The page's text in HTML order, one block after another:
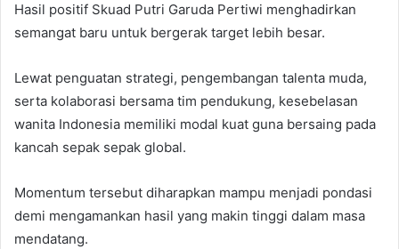
Hasil positif Skuad Putri Garuda Pertiwi menghadirkan
semangat baru untuk bergerak target lebih besar.
Lewat penguatan strategi, pengembangan talenta muda,
serta kolaborasi bersama tim pendukung, kesebelasan
wanita Indonesia memiliki modal kuat guna bersaing pada
kancah sepak sepak global.
Momentum tersebut diharapkan mampu menjadi pondasi
demi mengamankan hasil yang makin tinggi dalam masa
mendatang.